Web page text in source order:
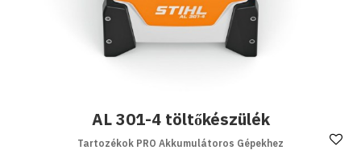
AL 301-4 töltőkészülék
Tartozékok PRO Akkumulátoros Gépekhez